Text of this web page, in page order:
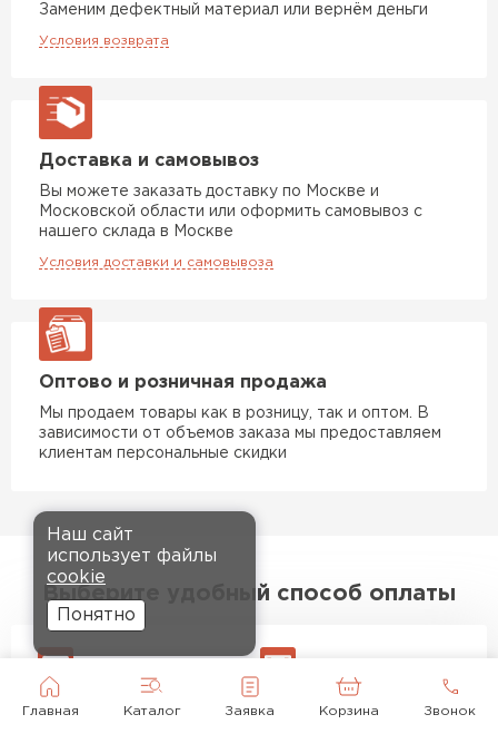
Главная Каталог Заявка Корзина Звонок
Заменим дефектный материал или вернём деньги
Условия возврата
Доставка и самовывоз
Вы можете заказать доставку по Москве и
Московской области или оформить самовывоз с
нашего склада в Москве
Условия доставки и самовывоза
Оптово и розничная продажа
Мы продаем товары как в розницу, так и оптом. В
зависимости от объемов заказа мы предоставляем
клиентам персональные скидки
Выберите удобный способ оплаты
Оплата банковской
Наличными на объекте
Наш сайт
использует файлы
cookie
Понятно